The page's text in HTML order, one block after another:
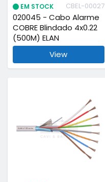
EM STOCK CBEL-00027
020045 - Cabo Alarme
COBRE Blindado 4x0.22
(500M) ELAN
View